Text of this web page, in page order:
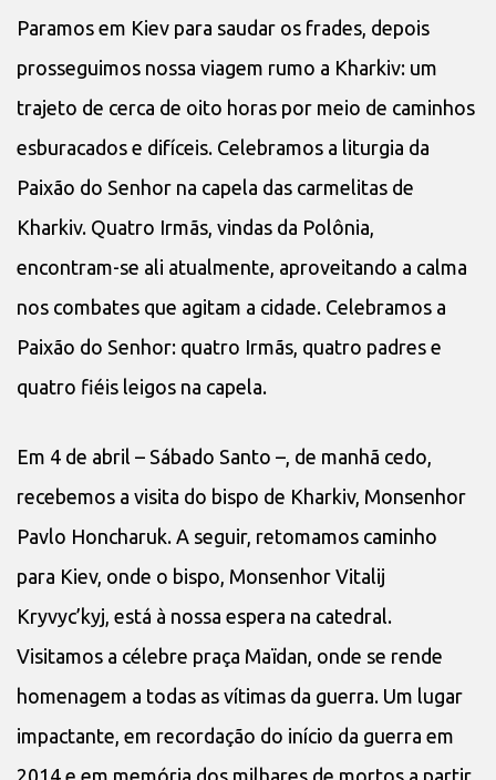
Paramos em Kiev para saudar os frades, depois
prosseguimos nossa viagem rumo a Kharkiv: um
trajeto de cerca de oito horas por meio de caminhos
esburacados e difíceis. Celebramos a liturgia da
Paixão do Senhor na capela das carmelitas de
Kharkiv. Quatro Irmãs, vindas da Polônia,
encontram-se ali atualmente, aproveitando a calma
nos combates que agitam a cidade. Celebramos a
Paixão do Senhor: quatro Irmãs, quatro padres e
quatro fiéis leigos na capela.
Em 4 de abril – Sábado Santo –, de manhã cedo,
recebemos a visita do bispo de Kharkiv, Monsenhor
Pavlo Honcharuk. A seguir, retomamos caminho
para Kiev, onde o bispo, Monsenhor Vitalij
Kryvyc’kyj, está à nossa espera na catedral.
Visitamos a célebre praça Maïdan, onde se rende
homenagem a todas as vítimas da guerra. Um lugar
impactante, em recordação do início da guerra em
2014 e em memória dos milhares de mortos a partir